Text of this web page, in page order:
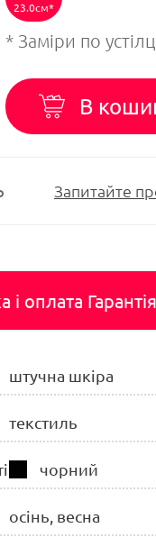
23.0см
* Заміри по
В
Запитайте
і оплата
штучна шкіра
текстиль
чорний
осінь, весна